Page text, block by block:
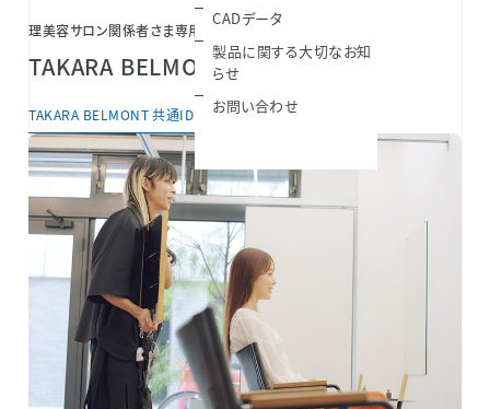
CADデータ
製品に関する大切なお知
らせ
お問い合わせ
理美容サロン関係者さま専用会員サービス
TAKARA BELMONT共通IDとは？
TAKARA BELMONT 共通IDについて